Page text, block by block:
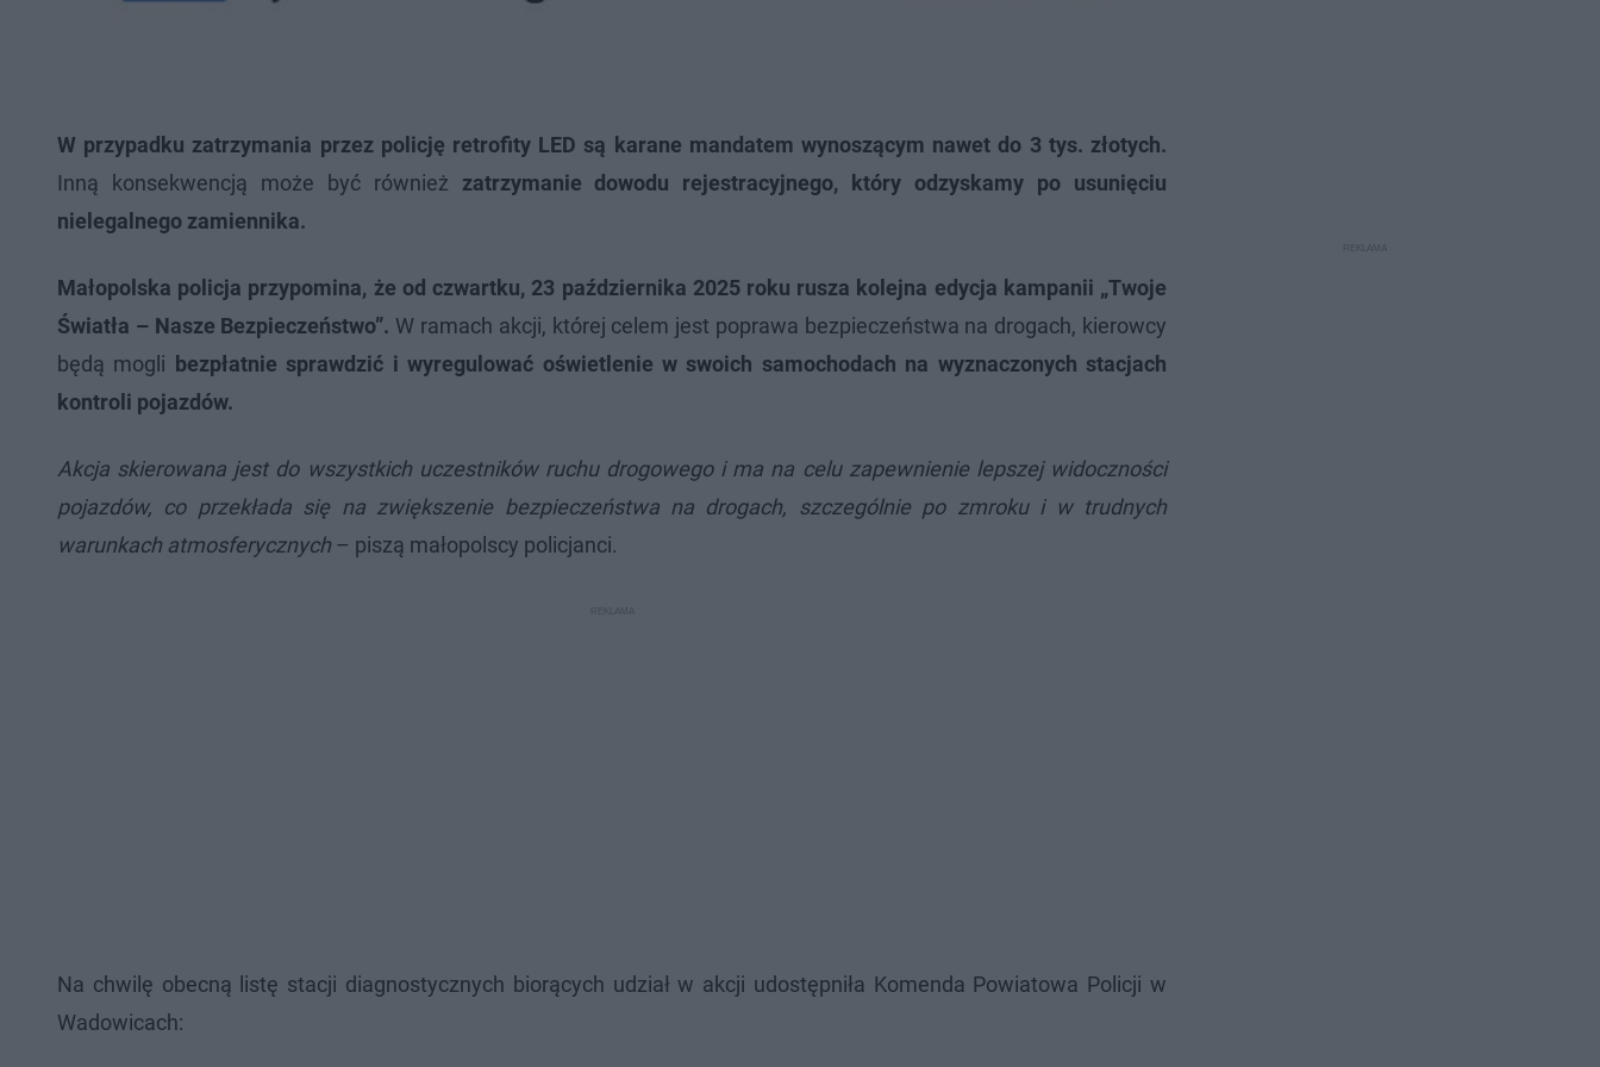
W przypadku zatrzymania przez policję retrofity LED są karane mandatem wynoszącym nawet do 3 tys. złotych.
Inną konsekwencją może być również zatrzymanie dowodu rejestracyjnego, który odzyskamy po usunięciu
nielegalnego zamiennika.
Małopolska policja przypomina, że od czwartku, 23 października 2025 roku rusza kolejna edycja kampanii „Twoje
Światła – Nasze Bezpieczeństwo”. W ramach akcji, której celem jest poprawa bezpieczeństwa na drogach, kierowcy
będą mogli bezpłatnie sprawdzić i wyregulować oświetlenie w swoich samochodach na wyznaczonych stacjach
kontroli pojazdów.
Akcja skierowana jest do wszystkich uczestników ruchu drogowego i ma na celu zapewnienie lepszej widoczności
pojazdów, co przekłada się na zwiększenie bezpieczeństwa na drogach, szczególnie po zmroku i w trudnych
warunkach atmosferycznych – piszą małopolscy policjanci.
Na chwilę obecną listę stacji diagnostycznych biorących udział w akcji udostępniła Komenda Powiatowa Policji w
Wadowicach: